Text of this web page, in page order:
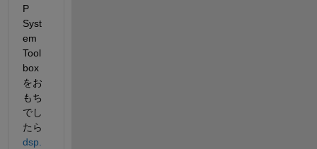
P
Syst
em
Tool
box
をお
もち
でし
たら
dsp.